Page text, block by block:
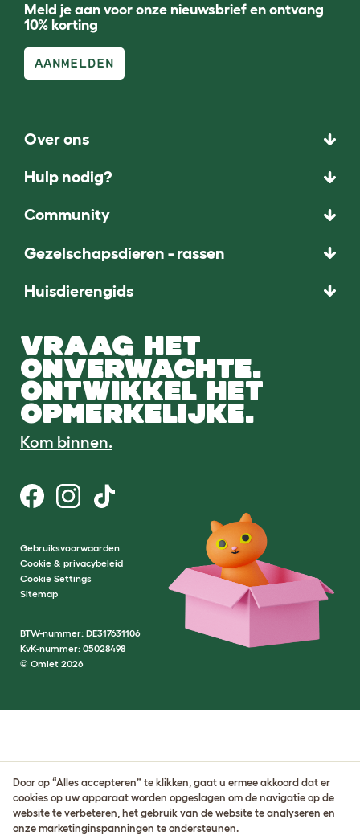
Meld je aan voor onze nieuwsbrief en ontvang
10% korting
AANMELDEN
Over ons
Hulp nodig?
Community
Gezelschapsdieren - rassen
Huisdierengids
VRAAG HET
ONVERWACHTE.
ONTWIKKEL HET
OPMERKELIJKE.
Kom binnen.
Gebruiksvoorwaarden
Cookie & privacybeleid
Cookie Settings
Sitemap
BTW-nummer: DE317631106
KvK-nummer: 05028498
© Omlet 2026
Door op “Alles accepteren” te klikken, gaat u ermee akkoord dat er
cookies op uw apparaat worden opgeslagen om de navigatie op de
website te verbeteren, het gebruik van de website te analyseren en
onze marketinginspanningen te ondersteunen.